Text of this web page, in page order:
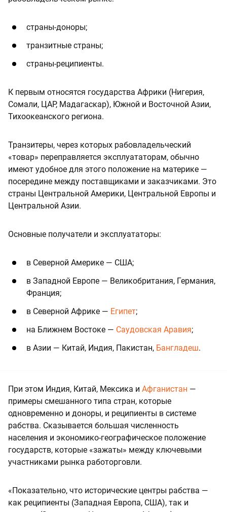
страны-доноры;
транзитные страны;
страны-реципиенты.
К первым относятся государства Африки (Нигерия,
Сомали, ЦАР, Мадагаскар), Южной и Восточной Азии,
Тихоокеанского региона.
Транзитеры, через которых рабовладельческий
«товар» переправляется эксплуататорам, обычно
имеют удобное для этого положение на материке —
посередине между поставщиками и заказчиками. Это
страны Центральной Америки, Центральной Европы и
Центральной Азии.
Основные получатели и эксплуататоры:
в Северной Америке — США;
в Западной Европе — Великобритания, Германия,
Франция;
в Северной Африке — Египет;
на Ближнем Востоке — Саудовская Аравия;
в Азии — Китай, Индия, Пакистан, Бангладеш.
При этом Индия, Китай, Мексика и Афганистан —
примеры смешанного типа стран, которые
одновременно и доноры, и реципиенты в системе
рабства. Сказывается большая численность
населения и экономико-географическое положение
государств, которые «зажаты» между ключевыми
участниками рынка работорговли.
«Показательно, что исторические центры рабства —
как реципиенты (Западная Европа, США), так и